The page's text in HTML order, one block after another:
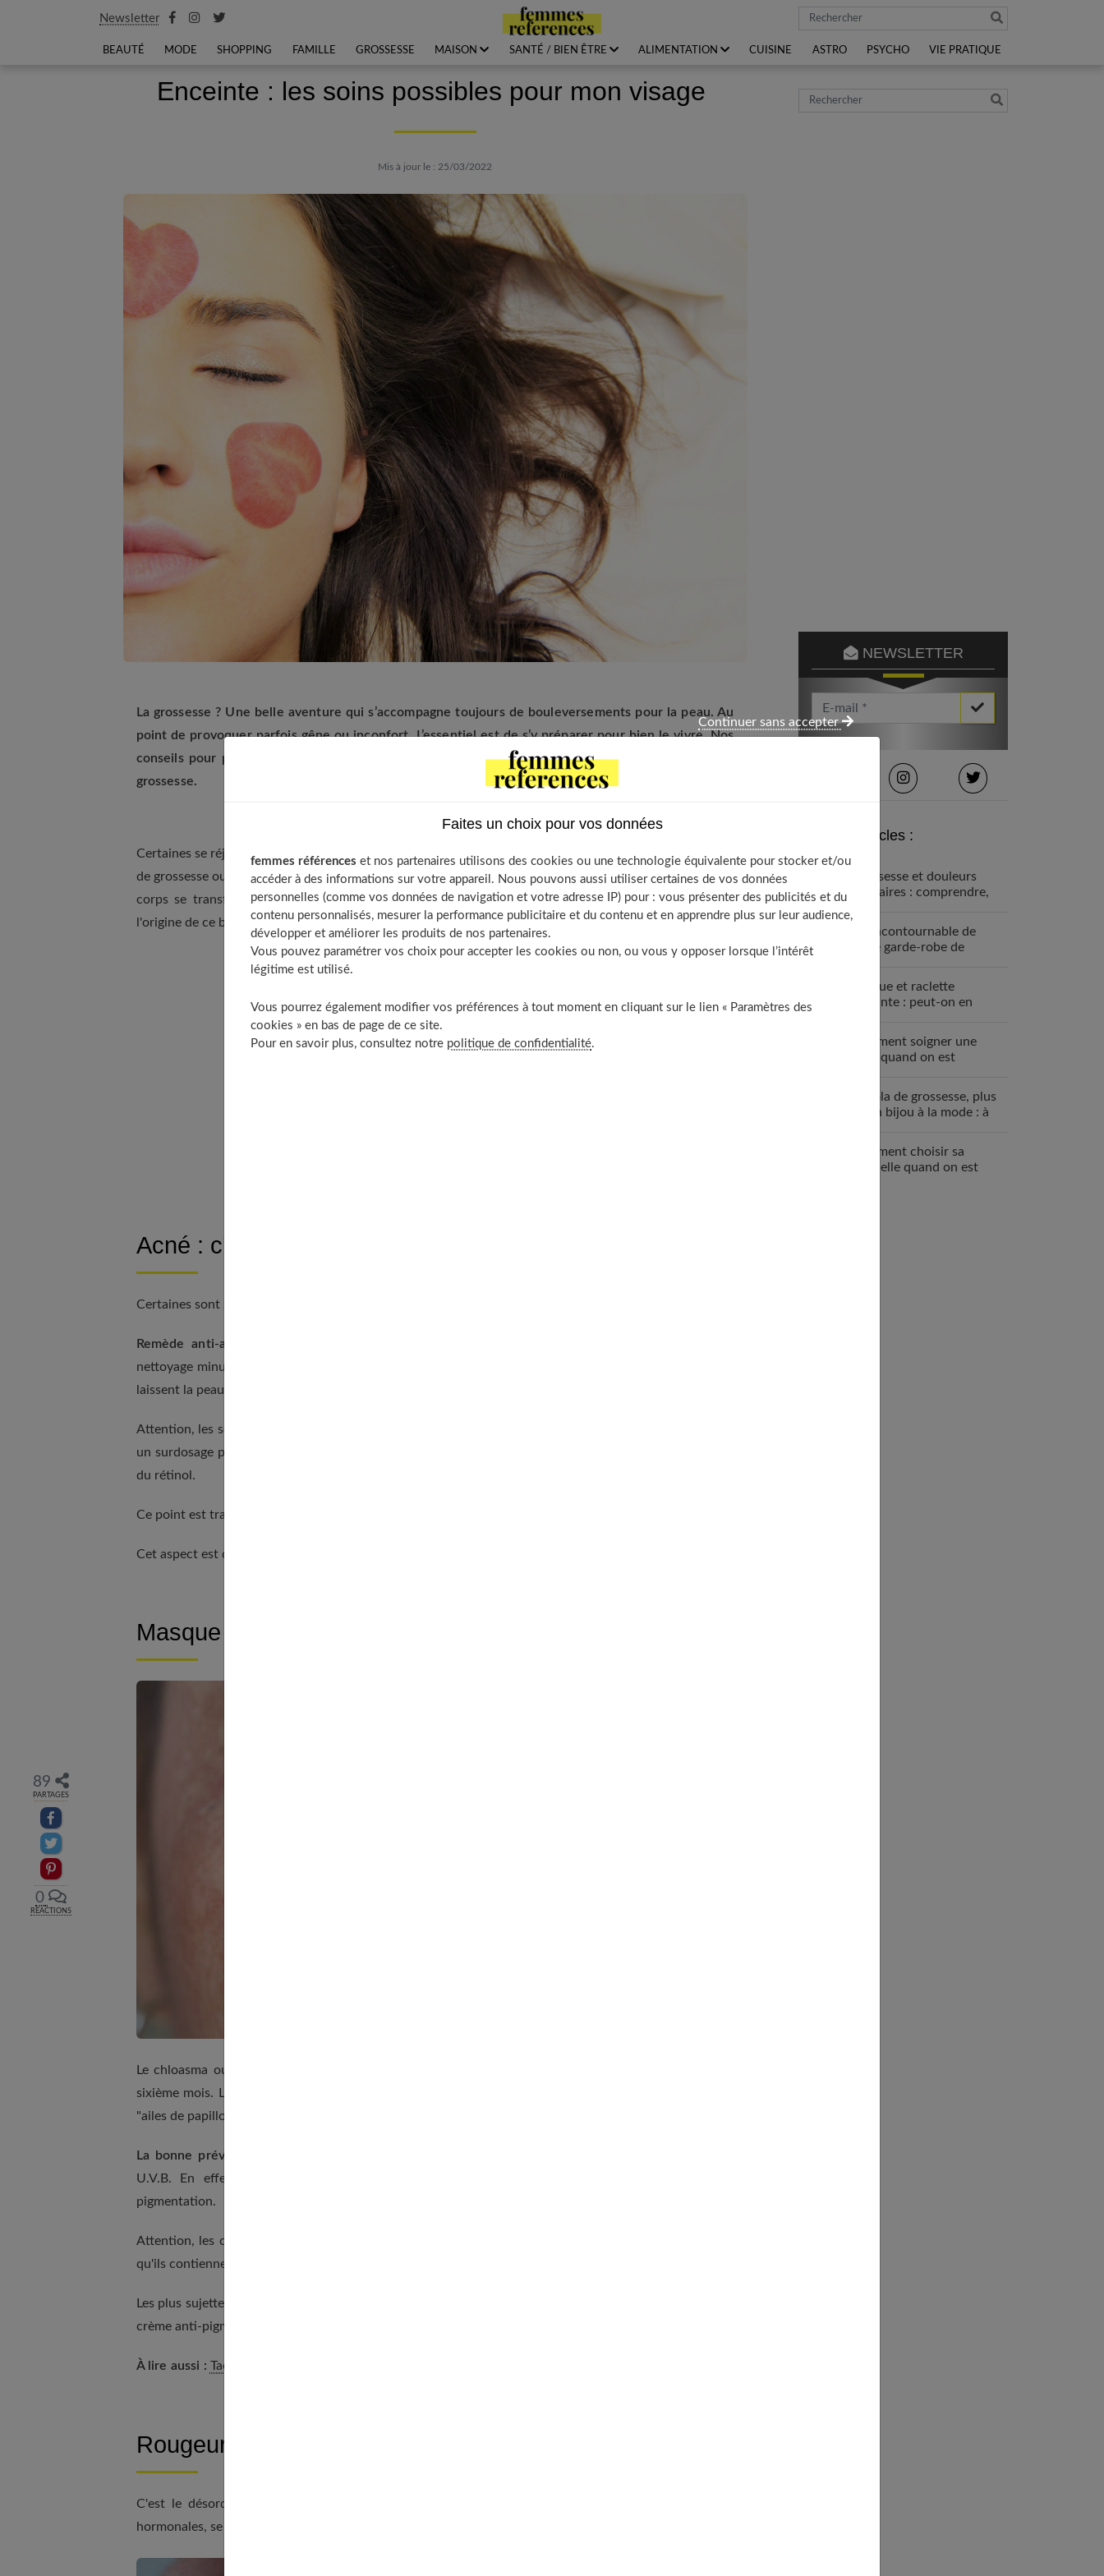
Newsletter Rechercher
BEAUTÉ MODE SHOPPING FAMILLE GROSSESSE MAISON SANTÉ / BIEN ÊTRE ALIMENTATION CUISINE ASTRO PSYCHO VIE PRATIQUE
Enceinte : les soins possibles pour mon visage
Mis à jour le : 25/03/2022
La grossesse ? Une belle aventure qui s’accompagne toujours de bouleversements pour la peau. Au
point de provoquer parfois gêne ou inconfort. L’essentiel est de s’y préparer pour bien le vivre. Nos
conseils pour prendre soin de votre peau et plus particulièrement de votre visage au cours de la
grossesse.
89
PARTAGES
Partager sur facebook
Partager sur Twitter
Epingler sur Pinterest
0
RÉACTIONS
Certaines se réjouissent d'un teint éclatant tandis que d'autres déplorent un retour de l’acné, un masque
de grossesse ou encore de la sécheresse et de la couperose. Oui, la grossesse est une vraie révolution. Le
corps se transforme de façon unique, et ce pendant neuf mois. Les variations hormonales sont à
l'origine de ce bouleversement.
Acné : c’est tout ou rien !
Masque de grossesse : on anticipe
Acné : c’est tout ou rien !
Certaines sont sujettes à des poussées tandes sébacées.
Remède anti-acné
nettoyage minutieux matin et soir avec des lotions riches en acides de fruits ou en actifs astringents
laissent la peau propre et nette.
Attention, les soins à base de vitamine A ou de ses dérivés sont à proscrire pendant toute la grossesse,
un surdosage pouvant entraîner des malformations fœtales. Ceci inclut donc tous les soins contenant
du rétinol.
Ce point est traité en profondeur dans
Cet aspect est détaillé dans notre article :
Masque de grossesse : on anticipe
Le chloasma ou
sixième mois. Les œstrogènes stimulent la production de mélanine de façon irrégulière. Des taches en
"ailes de papillon" apparaissent sur le front, la lèvre supérieure et la périphérie des joues.
La bonne prévention
U.V.B. En effet, ce sont les rayons qui entraînent cette montée de mélanine qui amène une
pigmentation.
Attention, les compléments alimentaires préparant la peau au soleil sont à proscrire. Le bêtacarotène
qu'ils contiennent est un dérivé de la vitamine A.
Les plus sujettes aux taches compléteront la protection quotidienne par l'application chaque soir d'une
crème anti-pigmentaire.
À lire aussi : Taches brunes au soleil : comment s’en protéger et les camoufler ?
Rougeurs incontournables ?
C'est le désordre cutané le plus fréquent. Les vaisseaux sanguins, chahutés par les perturbations
hormonales, se dilatent.
Rechercher
NEWSLETTER
Votre Email *
Derniers articles :
Grossesse et douleurs
lombaires : comprendre,
Un incontournable de
votre garde-robe de
Fondue et raclette
enceinte : peut-on en
Comment soigner une
MST quand on est
Le bola de grossesse, plus
qu’un bijou à la mode : à
Comment choisir sa
mutuelle quand on est
Faites un choix pour vos données
femmes références et nos partenaires utilisons des cookies ou une technologie équivalente pour stocker et/ou
accéder à des informations sur votre appareil. Nous pouvons aussi utiliser certaines de vos données
personnelles (comme vos données de navigation et votre adresse IP) pour : vous présenter des publicités et du
contenu personnalisés, mesurer la performance publicitaire et du contenu et en apprendre plus sur leur audience,
développer et améliorer les produits de nos partenaires.
Vous pouvez paramétrer vos choix pour accepter les cookies ou non, ou vous y opposer lorsque l’intérêt
légitime est utilisé.
Vous pourrez également modifier vos préférences à tout moment en cliquant sur le lien « Paramètres des
cookies » en bas de page de ce site.
Pour en savoir plus, consultez notre politique de confidentialité.
Continuer sans accepter